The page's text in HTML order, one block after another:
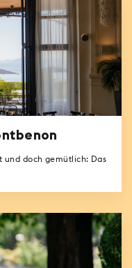
und doch gemütlich: Das